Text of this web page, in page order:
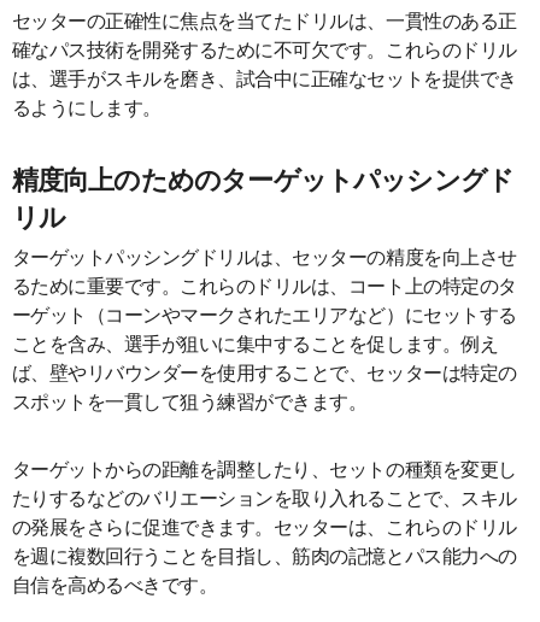
セッターの正確性に焦点を当てたドリルは、一貫性のある正
確なパス技術を開発するために不可欠です。これらのドリル
は、選手がスキルを磨き、試合中に正確なセットを提供でき
るようにします。
精度向上のためのターゲットパッシングド
リル
ターゲットパッシングドリルは、セッターの精度を向上させ
るために重要です。これらのドリルは、コート上の特定のタ
ーゲット（コーンやマークされたエリアなど）にセットする
ことを含み、選手が狙いに集中することを促します。例え
ば、壁やリバウンダーを使用することで、セッターは特定の
スポットを一貫して狙う練習ができます。
ターゲットからの距離を調整したり、セットの種類を変更し
たりするなどのバリエーションを取り入れることで、スキル
の発展をさらに促進できます。セッターは、これらのドリル
を週に複数回行うことを目指し、筋肉の記憶とパス能力への
自信を高めるべきです。